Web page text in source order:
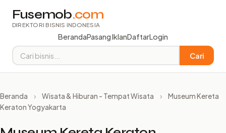
Fusemob.com
DIREKTORI BISNIS INDONESIA
BerandaPasang IklanDaftarLogin
Cari
Beranda › Wisata & Hiburan - Tempat Wisata ›
Museum Kereta
Keraton Yogyakarta